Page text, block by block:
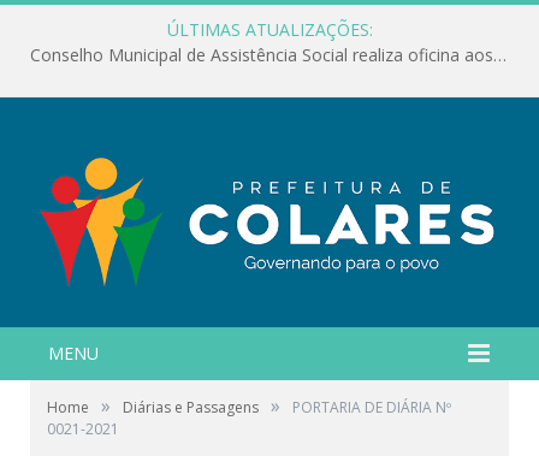
ÚLTIMAS ATUALIZAÇÕES:
Conselho Municipal de Assistência Social realiza oficina aos servidores
MENU
Home » Diárias e Passagens »
PORTARIA DE DIÁRIA Nº
0021-2021